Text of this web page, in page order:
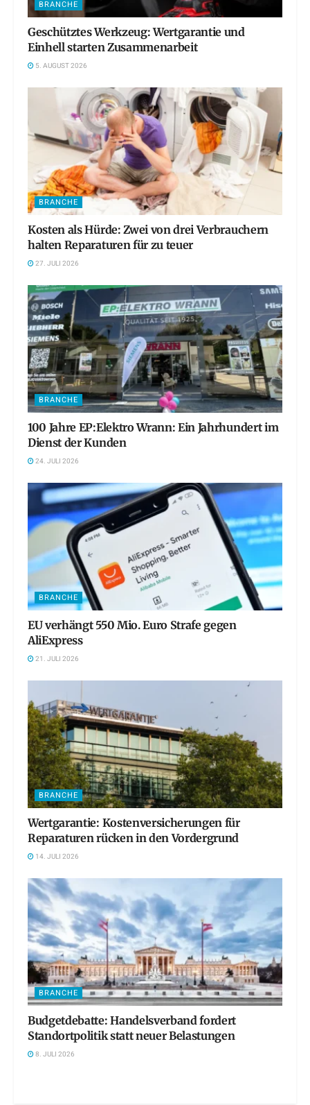
BRANCHE
Geschütztes Werkzeug: Wertgarantie und
Einhell starten Zusammenarbeit
5. AUGUST 2026
BRANCHE
Kosten als Hürde: Zwei von drei Verbrauchern
halten Reparaturen für zu teuer
27. JULI 2026
BRANCHE
100 Jahre EP:Elektro Wrann: Ein Jahrhundert im
Dienst der Kunden
24. JULI 2026
BRANCHE
EU verhängt 550 Mio. Euro Strafe gegen
AliExpress
21. JULI 2026
BRANCHE
Wertgarantie: Kostenversicherungen für
Reparaturen rücken in den Vordergrund
14. JULI 2026
BRANCHE
Budgetdebatte: Handelsverband fordert
Standortpolitik statt neuer Belastungen
8. JULI 2026